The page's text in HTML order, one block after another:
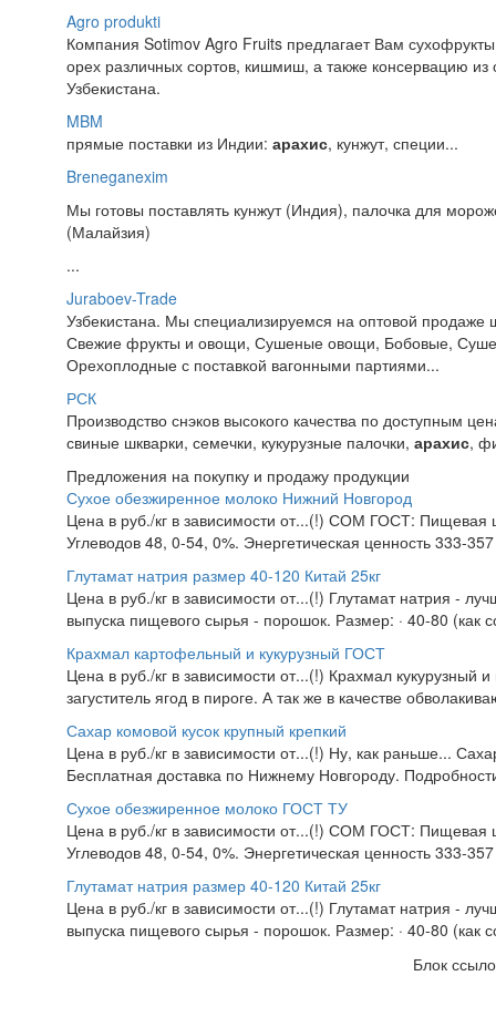
Agro produkti
Компания Sotimov Agro Fruits предлагает Вам
орех различных сортов, кишмиш, а также консервацию
Узбекистана.
MBM
прямые поставки из Индии: арахис, кунжут, специи...
Breneganexim
Мы готовы поставлять кунжут (Индия), палочка для
(Малайзия)
...
Juraboev-Trade
Узбекистана. Мы специализируемся на оптовой продаже
Свежие фрукты и овощи, Сушеные овощи, Бобовые,
Орехоплодные с поставкой вагонными партиями...
РСК
Производство снэков высокого качества по доступным
свиные шкварки, семечки, кукурузные палочки, арахис,
Предложения на покупку и продажу продукции
Сухое обезжиренное молоко Нижний Новгород
Цена в руб./кг в зависимости от...(!) СОМ ГОСТ: Пищевая
Углеводов 48, 0-54, 0%. Энергетическая ценность 333-
Глутамат натрия размер 40-120 Китай 25кг
Цена в руб./кг в зависимости от...(!) Глутамат натрия -
выпуска пищевого сырья - порошок. Размер: · 40-80 (как
Крахмал картофельный и кукурузный ГОСТ
Цена в руб./кг в зависимости от...(!) Крахмал
загуститель ягод в пироге. А так же в качестве
Сахар комовой кусок крупный крепкий
Цена в руб./кг в зависимости от...(!) Ну, как раньше...
Бесплатная доставка по Нижнему Новгороду.
Сухое обезжиренное молоко ГОСТ ТУ
Цена в руб./кг в зависимости от...(!) СОМ ГОСТ: Пищевая
Углеводов 48, 0-54, 0%. Энергетическая ценность 333-
Глутамат натрия размер 40-120 Китай 25кг
Цена в руб./кг в зависимости от...(!) Глутамат натрия -
выпуска пищевого сырья - порошок. Размер: · 40-80 (как
Блок